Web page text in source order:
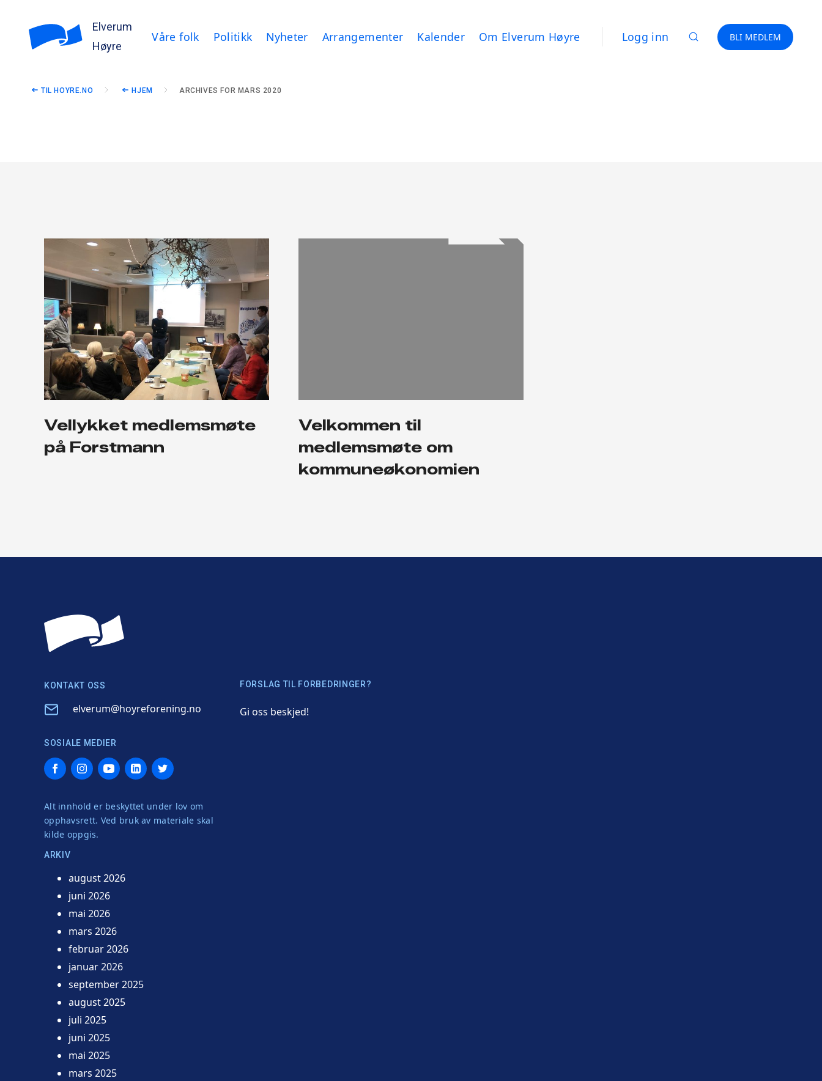
Elverum
Høyre
Våre folk Politikk Nyheter Arrangementer Kalender Om Elverum Høyre Logg inn BLI MEDLEM
TIL HOYRE.NO HJEM ARCHIVES FOR MARS 2020
Vellykket medlemsmøte
på Forstmann
Velkommen til
medlemsmøte om
kommuneøkonomien
KONTAKT OSS
Email elverum@hoyreforening.no
SOSIALE MEDIER
FacebookInstagramYouTubeLinkedInTwitter
Alt innhold er beskyttet under lov om
opphavsrett. Ved bruk av materiale skal
kilde oppgis.
ARKIV
august 2026
juni 2026
mai 2026
mars 2026
februar 2026
januar 2026
september 2025
august 2025
juli 2025
juni 2025
mai 2025
mars 2025
FORSLAG TIL FORBEDRINGER?
Gi oss beskjed!